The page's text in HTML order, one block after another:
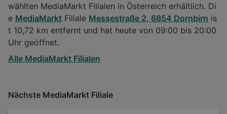
wählten MediaMarkt Filialen in Österreich erhältlich. Di
e MediaMarkt Filiale Messestraße 2, 6854 Dornbirn is
t 10,72 km entfernt und hat heute von 09:00 bis 20:00
Uhr geöffnet.
Alle MediaMarkt Filialen
Nächste MediaMarkt Filiale